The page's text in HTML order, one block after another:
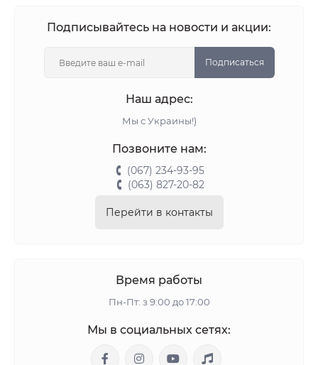
Подписывайтесь на новости и акции:
Подписаться
Наш адрес:
Мы с Украины!)
Позвоните нам:
(067) 234-93-95
(063) 827-20-82
Перейти в контакты
Время работы
Пн-Пт: з 9:00 до 17:00
Мы в социальных сетях: